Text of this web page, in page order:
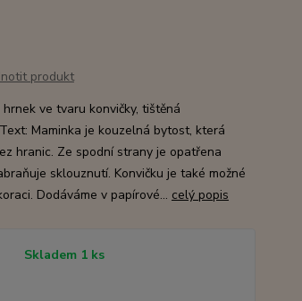
produkt
ve tvaru konvičky, tištěná
Maminka je kouzelná bytost, která
hranic. Ze spodní strany je opatřena
sklouznutí. Konvičku je také možné
Dodáváme v papírové... celý popis
Skladem 1 ks